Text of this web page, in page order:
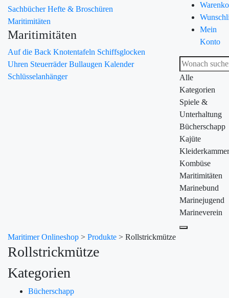
SachbücherHefte & Broschüren
Maritimitäten
Maritimitäten
Auf die Back Knotentafeln Schiffsglocken
Uhren SteuerräderBullaugen Kalender
Schlüsselanhänger
Mein
Konto
Alle
Kategorien
Spiele &
Unterhaltung
Bücherschapp
Kajüte
Kleiderkammer
Kombüse
Maritimitäten
Marinebund
Marinejugend
Marineverein
Maritimer Onlineshop > Produkte > Rollstrickmütze
Rollstrickmütze
Kategorien
Bücherschapp